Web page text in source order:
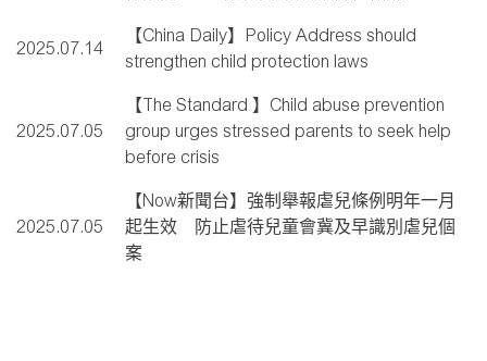
2025.07.14
【China Daily】Policy Address should
strengthen child protection laws
2025.07.05
【The Standard 】Child abuse prevention
group urges stressed parents to seek help
before crisis
2025.07.05
【Now新聞台】強制舉報虐兒條例明年一月
起生效 防止虐待兒童會冀及早識別虐兒個
案